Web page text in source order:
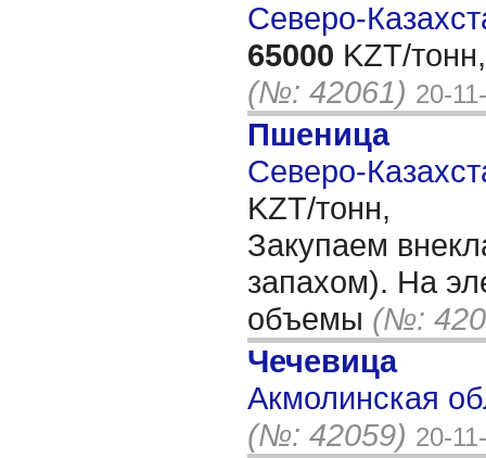
Северо-
65000 KZT/тонн,
(№: 42061) 20-
Пшеница
Северо-
KZT/тонн,
Закупаем
запахом). На
объемы (№:
Чечевица
Акмолинская
(№: 42059) 20-